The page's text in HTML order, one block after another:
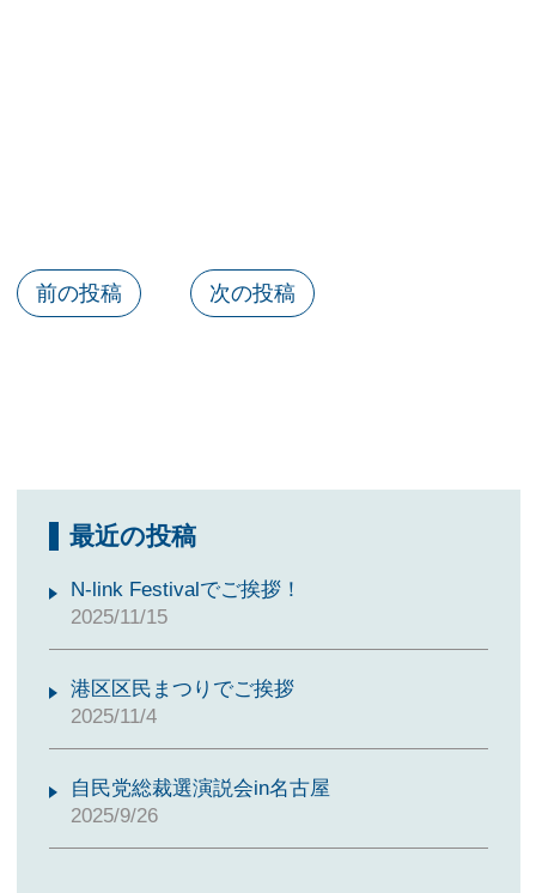
前の投稿 次の投稿
最近の投稿
N-link Festivalでご挨拶！
2025/11/15
港区区民まつりでご挨拶
2025/11/4
自民党総裁選演説会in名古屋
2025/9/26